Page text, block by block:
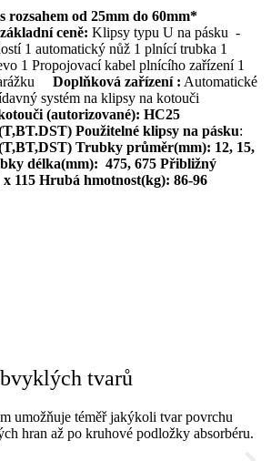
od 25mm do 60mm*
ceně: Klipsy typu U na pásku -
1 automatický nůž 1 plnící trubka 1
1 Propojovací kabel plnícího zařízení 1
Doplňková zařízení : Automatické
systém na klipsy na kotouči
(autorizované): HC25
Použitelné klipsy na pásku:
Trubky průměr(mm): 12, 15,
délka(mm): 475, 675 Přibližný
x 115 Hrubá hmotnost(kg): 86-96
tvarů
umožňuje téměř jakýkoli tvar povrchu
hran až po kruhové podložky absorbéru.